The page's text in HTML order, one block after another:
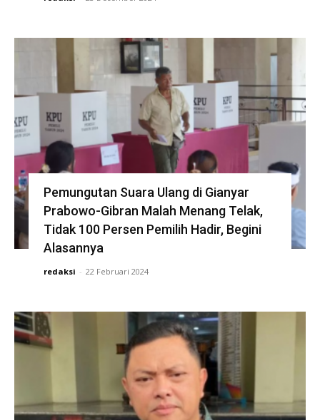
Pemungutan Suara Ulang di Gianyar
Prabowo-Gibran Malah Menang Telak,
Tidak 100 Persen Pemilih Hadir, Begini
Alasannya
redaksi - 22 Februari 2024